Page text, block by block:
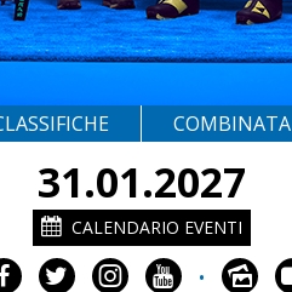
COMBINATA
31.01.2027
CALENDARIO EVENTI
•